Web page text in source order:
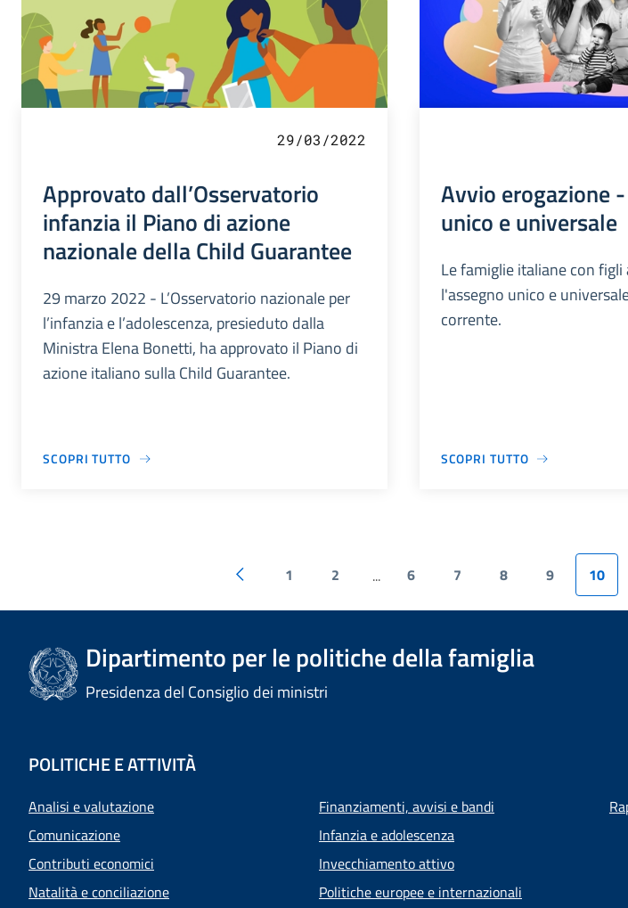
29/03/2022
Approvato dall’Osservatorio
infanzia il Piano di azione
nazionale della Child Guarantee
29 marzo 2022 - L’Osservatorio nazionale per
l’infanzia e l’adolescenza, presieduto dalla
Ministra Elena Bonetti, ha approvato il Piano di
azione italiano sulla Child Guarantee.
SCOPRI TUTTO
Avvio erogazione
unico e universale
Le famiglie italiane con
l'assegno unico e
corrente.
SCOPRI TUTTO
1 2 ... 6 7 8 9 10
Dipartimento per le politiche della famiglia
Presidenza del Consiglio dei ministri
POLITICHE E ATTIVITÀ
Analisi e valutazione
Comunicazione
Contributi economici
Natalità e conciliazione
Finanziamenti, avvisi e bandi
Infanzia e adolescenza
Invecchiamento attivo
Politiche europee e internazionali